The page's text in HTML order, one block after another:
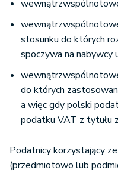
stosunku do których
spoczywa na nabywcy
do których
a więc gdy polski
podatku VAT z tytułu
Podatnicy korzystający
(przedmiotowo lub